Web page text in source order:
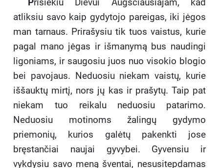
atliksiu savo kaip gydytojo pareigas, iki jėgos
man tarnaus. Prirašysiu tik tuos vaistus, kurie
pagal mano jėgas ir išmanymą bus naudingi
ligoniams, ir saugosiu juos nuo visokio blogio
bei pavojaus. Neduosiu niekam vaistų, kurie
iššauktų mirtį, nors jų kas ir prašytų. Taip pat
niekam tuo reikalu neduosiu patarimo.
Neduosiu motinoms žalingų gydymo
priemonių, kurios galėtų pakenkti jose
bręstančiai naujai gyvybei. Gyvensiu ir
vykdysiu savo meną šventai, nesusitepdamas